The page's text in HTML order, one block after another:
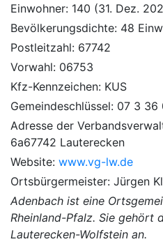
Einwohner: 140 (31. Dez.
Bevölkerungsdichte: 48
Postleitzahl: 67742
Vorwahl: 06753
Kfz-Kennzeichen: KUS
Gemeindeschlüssel: 07 3 36
Adresse der
6a67742 Lauterecken
Website: www.vg-lw.de
Ortsbürgermeister: Jürgen
Adenbach ist eine
Rheinland-Pfalz. Sie gehört
Lauterecken-Wolfstein an.